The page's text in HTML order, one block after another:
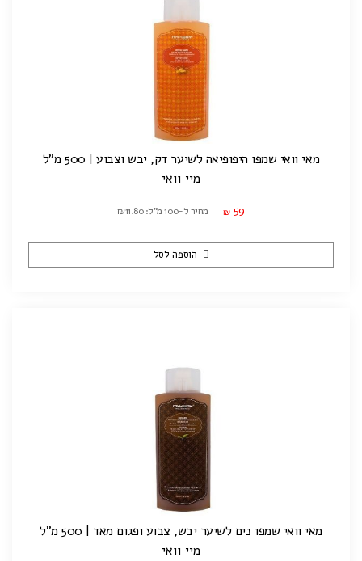
מאי וואי שמפו היפופיאה לשיער דק, יבש וצבוע | 500 מ"ל
מיי וואי
₪ 59 מחיר ל-100 מ"ל: ₪11.80
הוספה לסל
מאי וואי שמפו נים לשיער יבש, צבוע ופגום מאד | 500 מ"ל
מיי וואי